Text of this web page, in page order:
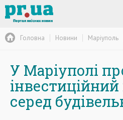
Головна Новини Маріуполь
У Маріуполі
серед